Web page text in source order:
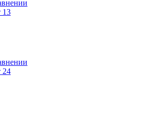
13
24